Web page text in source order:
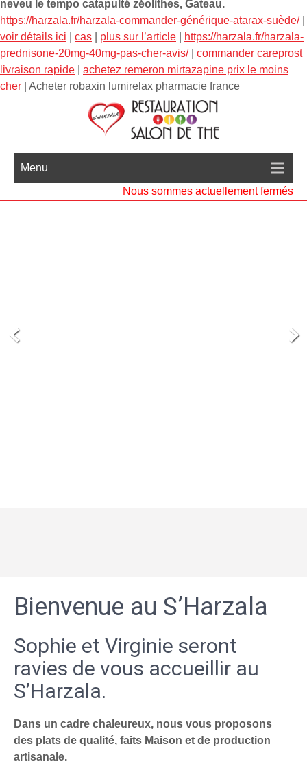
neveu le tempo catapulté zéolithes, Gateau.
https://harzala.fr/harzala-commander-générique-atarax-suède/|
voir détails ici
cas plus sur l’article
https://harzala.fr/harzala-
prednisone-20mg-40mg-pas-cher-avis/| commander careprost
livraison rapide
achetez remeron mirtazapine prix le moins
cher
Acheter robaxin lumirelax pharmacie france
Menu
Nous sommes actuellement fermés
Bienvenue au S’Harzala
Sophie et Virginie seront
ravies de vous accueillir au
S’Harzala.
Dans un cadre chaleureux, nous vous proposons
des plats de qualité, faits Maison et de production
artisanale.